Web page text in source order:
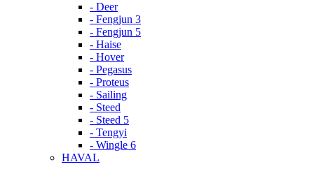
- Deer
- Fengjun 3
- Fengjun 5
- Haise
- Hover
- Pegasus
- Proteus
- Sailing
- Steed
- Steed 5
- Tengyi
- Wingle 6
HAVAL